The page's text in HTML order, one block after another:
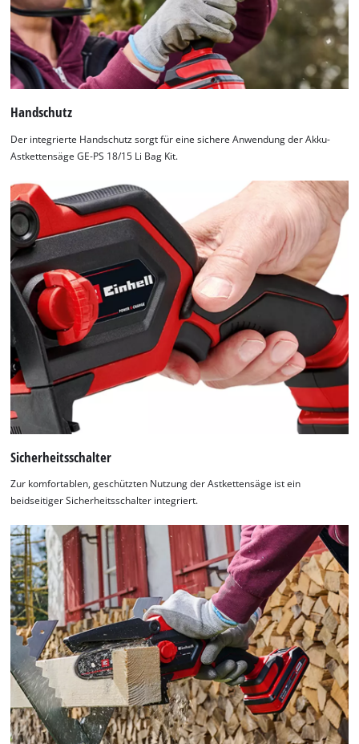
Handschutz
Der integrierte Handschutz sorgt für eine sichere Anwendung der Akku-
Astkettensäge GE-PS 18/15 Li Bag Kit.
Sicherheitsschalter
Zur komfortablen, geschützten Nutzung der Astkettensäge ist ein
beidseitiger Sicherheitsschalter integriert.